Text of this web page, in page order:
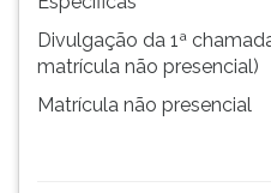
Divulgação da 1ª
matrícula não presencial)
Matrícula não presencial